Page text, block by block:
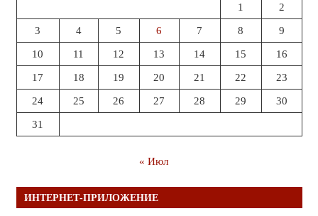
1 2
3 4 5 6 7 8 9
10 11 12 13 14 15 16
17 18 19 20 21 22 23
24 25 26 27 28 29 30
31
« Июл
ИНТЕРНЕТ-ПРИЛОЖЕНИЕ